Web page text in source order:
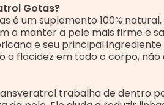
Gotas?
é um suplemento 100%
a manter a pele mais firme e
e seu principal
a flacidez em todo o corpo, não
trabalha de dentro